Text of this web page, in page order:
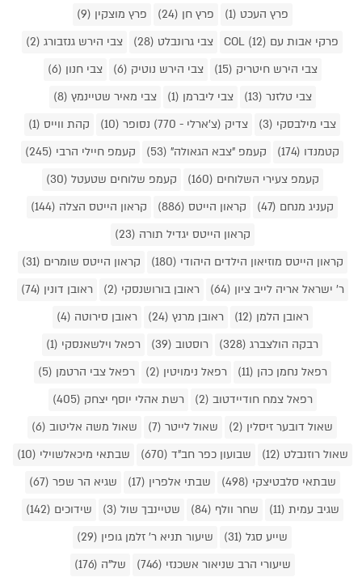
פרץ העכט (1)
פרץ חן (24)
פרץ מוצקין (9)
פרקי אבות עם COL (12)
צבי גרונבלט (28)
צבי הירש גנזבורג (2)
צבי הירש חיטריק (15)
צבי הירש נוטיק (6)
צבי חנון (6)
צבי טלזנר (13)
צבי ליברמן (1)
צבי מאיר שטיינמץ (8)
צבי מילבסקי (3)
צדיק (צ'ארלי - 770) נסופר (10)
קהת ווייס (1)
קטמנדו (174)
קעמפ "צבא הגאולה" (53)
קעמפ חיילי הרבי (245)
קעמפ צעירי השלוחים (160)
קעמפ שלוחים שטעטל (30)
קעניג מנחם (47)
קראון הייטס (886)
קראון הייטס הצלה (144)
קראון הייטס יגדיל תורה (23)
קראון הייטס מוזיאון הילדים היהודי (180)
קראון הייטס שומרים (31)
ר' ישראל אריה לייב ציון (64)
ראובן בורושנסקי (2)
ראובן דונין (74)
ראובן הלמן (12)
ראובן מרנץ (24)
ראובן סירוטה (4)
רבקה הולצברג (328)
רוסטוב (39)
רפאל וילשאנסקי (1)
רפאל נחמן כהן (11)
רפאל נימויטין (2)
רפאל צבי הרטמן (5)
רפאל צמח חודיידטוב (2)
רשת אהלי יוסף יצחק (405)
שאול דובער זיסלין (2)
שאול לייטר (7)
שאול משה אליטוב (6)
שאול רוזנבלט (12)
שבועון כפר חב"ד (670)
שבתאי מיכאלשוילי (10)
שבתאי סלבטיצקי (498)
שבתי אלפרין (17)
שגיא הר שפר (67)
שגיב עמית (11)
שחר וולף (84) שטיינבך שול (3)
שידוכים (142)
שייע סגל (31)
שיעור תניא ר' זלמן גופין (29)
שיעורי הרב שניאור אשכנזי (746)
של"ה (176)